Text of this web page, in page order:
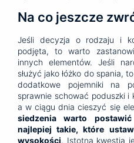
Na co jeszcze
Jeśli decyzja o rodzaju i
podjęta, to warto
innych elementów. Jeśli
służyć jako łóżko do spania,
dodatkowe pojemniki na
sprawnie schować poduszki i
a w ciągu dnia cieszyć się
siedzenia warto
najlepiej takie, które
wysokości. Istotną kwestią